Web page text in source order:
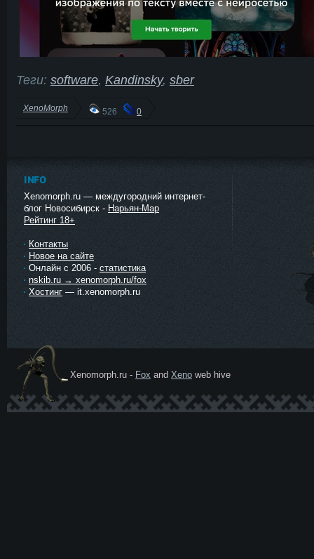
Теги: software, Kandinsky, sber
XenoMorph 526 0
INFO
Xenomorph.ru — междугородний интернет-
блог Новосибирск - Нарьян-Мар
Рейтинг 18+
Контакты
Новое на сайте
Онлайн с 2006 - статистика
nskib.ru → xenomorph.ru/fox
Хостинг — it.xenomorph.ru
Ксеномо
Xenomorph.ru - Fox and Xeno web hive